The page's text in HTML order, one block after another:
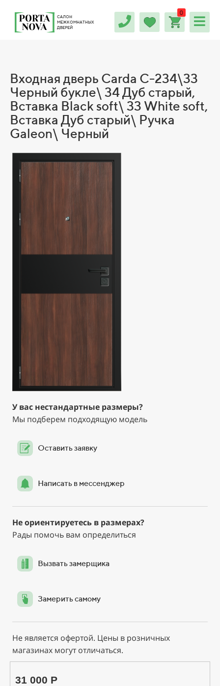
САЛОН
МЕЖКОМНАТНЫХ
ДВЕРЕЙ
0
Входная дверь Carda С-234\33
Черный букле\ 34 Дуб старый,
Вставка Black soft\ 33 White soft,
Вставка Дуб старый\ Ручка
Galeon\ Черный
У вас нестандартные размеры?
Мы подберем подходящую модель
Оставить заявку
Написать в мессенджер
Не ориентируетесь в размерах?
Рады помочь вам определиться
Вызвать замерщика
Замерить самому
Не является офертой. Цены в розничных
магазинах могут отличаться.
31 000 Р